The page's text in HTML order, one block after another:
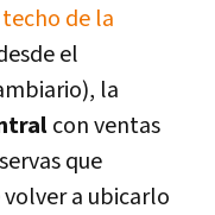
de la
el
la
con ventas
que
a ubicarlo